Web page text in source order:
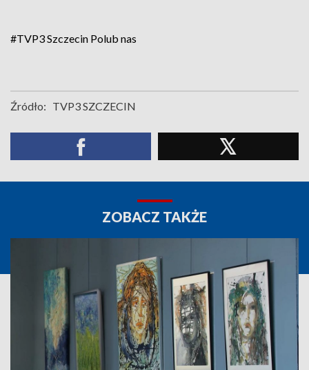
#TVP3 Szczecin Polub nas
Źródło: TVP3 SZCZECIN
ZOBACZ TAKŻE